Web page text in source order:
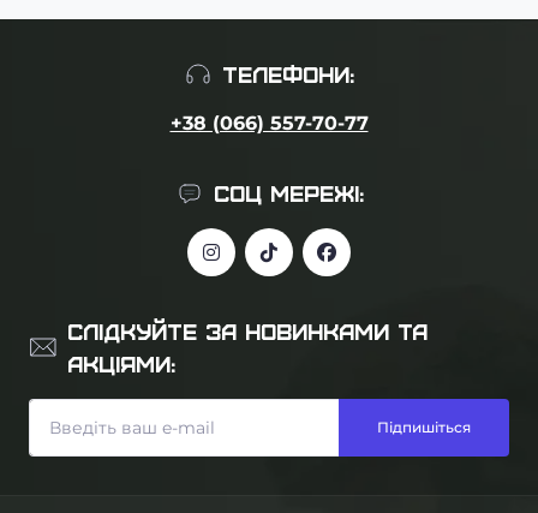
ТЕЛЕФОНИ:
+38 (066) 557-70-77
СОЦ МЕРЕЖІ:
СЛІДКУЙТЕ ЗА НОВИНКАМИ ТА
АКЦІЯМИ:
Підпишіться